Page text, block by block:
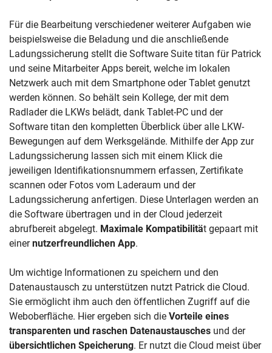
Für die Bearbeitung verschiedener weiterer Aufgaben wie
beispielsweise die Beladung und die anschließende
Ladungssicherung stellt die Software Suite titan für Patrick
und seine Mitarbeiter Apps bereit, welche im lokalen
Netzwerk auch mit dem Smartphone oder Tablet genutzt
werden können. So behält sein Kollege, der mit dem
Radlader die LKWs belädt, dank Tablet-PC und der
Software titan den kompletten Überblick über alle LKW-
Bewegungen auf dem Werksgelände. Mithilfe der App zur
Ladungssicherung lassen sich mit einem Klick die
jeweiligen Identifikationsnummern erfassen, Zertifikate
scannen oder Fotos vom Laderaum und der
Ladungssicherung anfertigen. Diese Unterlagen werden an
die Software übertragen und in der Cloud jederzeit
abrufbereit abgelegt. Maximale Kompatibilität gepaart mit
einernutzerfreundlichen App.
Um wichtige Informationen zu speichern und den
Datenaustausch zu unterstützen nutzt Patrick die Cloud.
Sie ermöglicht ihm auch den öffentlichen Zugriff auf die
Weboberfläche. Hier ergeben sich die Vorteile eines
transparenten und raschen Datenaustausches und der
übersichtlichen Speicherung. Er nutzt die Cloud meist über